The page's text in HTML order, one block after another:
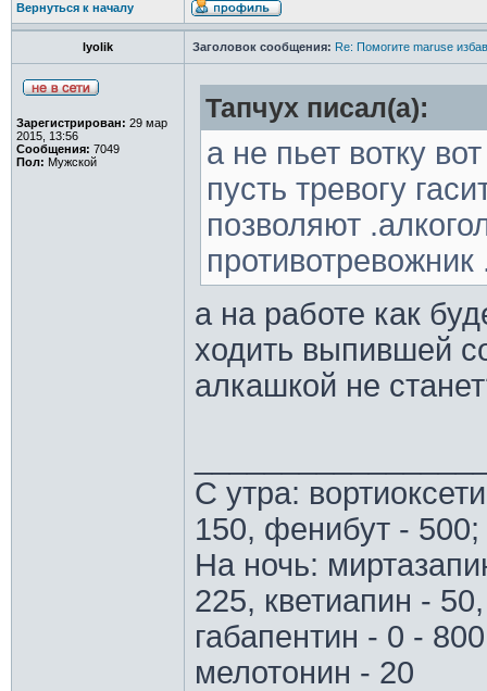
Вернуться к началу
lyolik Заголовок сообщения: Re: Помогите maruse
Зарегистрирован: 29 мар
2015, 13:56
Сообщения: 7049
Пол: Мужской
Тапчух писал(а):
а не пьет вотку
пусть тревогу
позволяют
противотревожник
а на работе как
ходить выпившей
алкашкой не
С утра:
150, фенибут - 500;
На ночь:
225, кветиапин -
габапентин - 0 -
мелотонин - 20